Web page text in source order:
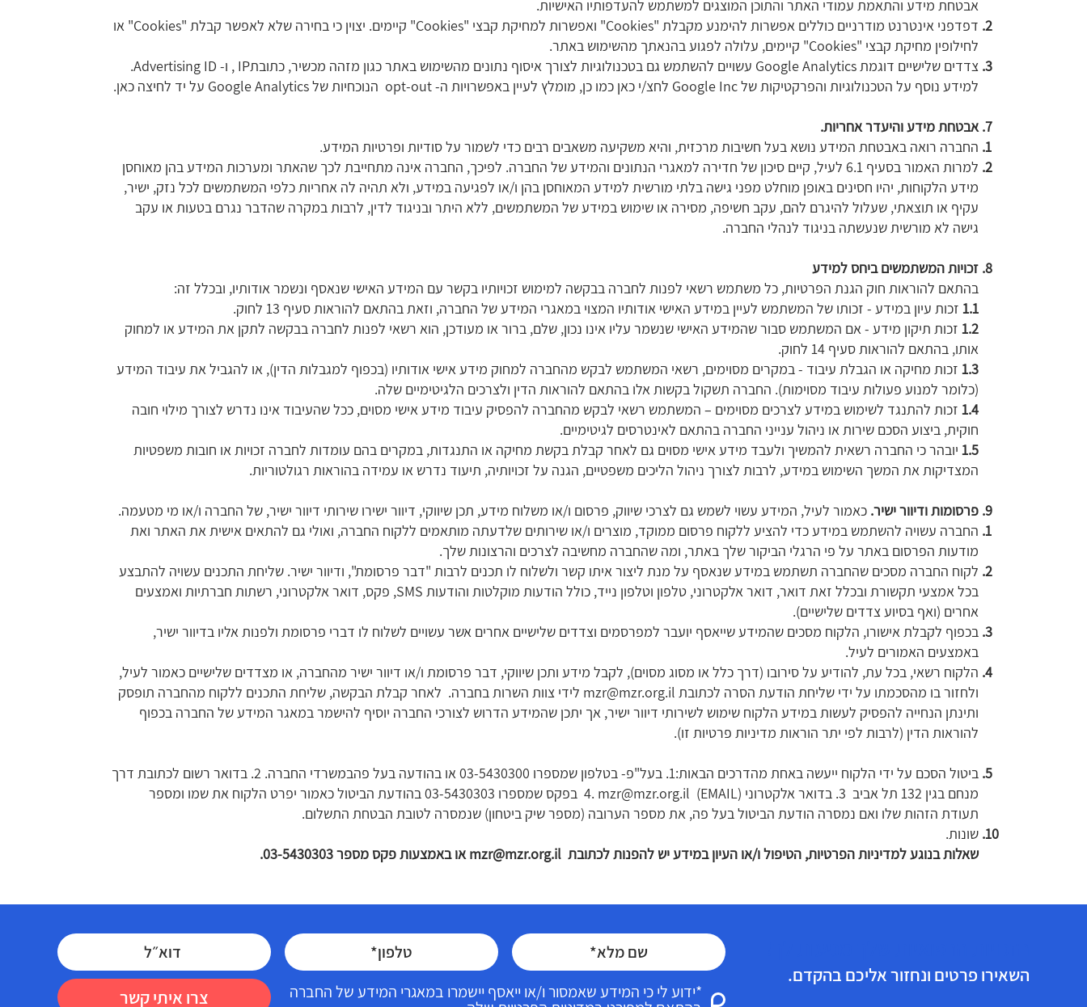
אבטחת מידע והתאמת עמודי האתר והתוכן המוצגים למשתמש להעדפותיו האישיות.
דפדפני אינטרנט מודרניים כוללים אפשרות להימנע מקבלת "Cookies" ואפשרות למחיקת קבצי "Cookies" קיימים. יצוין כי בחירה שלא לאפשר קבלת "Cookies" או
לחילופין מחיקת קבצי "Cookies" קיימים, עלולה לפגוע בהנאתך מהשימוש באתר.
צדדים שלישיים דוגמת Google Analytics עשויים להשתמש גם בטכנולוגיות לצורך איסוף נתונים מהשימוש באתר כגון מזהה מכשיר, כתובתIP , ו- Advertising ID.
למידע נוסף על הטכנולוגיות והפרקטיקות של Google Inc לחצ/י כאן כמו כן, מומלץ לעיין באפשרויות ה- opt-out הנוכחיות של Google Analytics על יד לחיצה כאן.
אבטחת מידע והיעדר אחריות.
החברה רואה באבטחת המידע נושא בעל חשיבות מרכזית, והיא משקיעה משאבים רבים כדי לשמור על סודיות ופרטיות המידע.
למרות האמור בסעיף 6.1 לעיל, קיים סיכון של חדירה למאגרי הנתונים והמידע של החברה. לפיכך, החברה אינה מתחייבת לכך שהאתר ומערכות המידע בהן מאוחסן
מידע הלקוחות, יהיו חסינים באופן מוחלט מפני גישה בלתי מורשית למידע המאוחסן בהן ו/או לפגיעה במידע, ולא תהיה לה אחריות כלפי המשתמשים לכל נזק, ישיר,
עקיף או תוצאתי, שעלול להיגרם להם, עקב חשיפה, מסירה או שימוש במידע של המשתמשים, ללא היתר ובניגוד לדין, לרבות במקרה שהדבר נגרם בטעות או עקב
גישה לא מורשית שנעשתה בניגוד לנהלי החברה.
זכויות המשתמשים ביחס למידע
בהתאם להוראות חוק הגנת הפרטיות, כל משתמש רשאי לפנות לחברה בבקשה למימוש זכויותיו בקשר עם המידע האישי שנאסף ונשמר אודותיו, ובכלל זה:
1.1 זכות עיון במידע - זכותו של המשתמש לעיין במידע האישי אודותיו המצוי במאגרי המידע של החברה, וזאת בהתאם להוראות סעיף 13 לחוק.
1.2 זכות תיקון מידע - אם המשתמש סבור שהמידע האישי שנשמר עליו אינו נכון, שלם, ברור או מעודכן, הוא רשאי לפנות לחברה בבקשה לתקן את המידע או למחוק
אותו, בהתאם להוראות סעיף 14 לחוק.
1.3 זכות מחיקה או הגבלת עיבוד - במקרים מסוימים, רשאי המשתמש לבקש מהחברה למחוק מידע אישי אודותיו (בכפוף למגבלות הדין), או להגביל את עיבוד המידע
(כלומר למנוע פעולות עיבוד מסוימות). החברה תשקול בקשות אלו בהתאם להוראות הדין ולצרכים הלגיטימיים שלה.
1.4 זכות להתנגד לשימוש במידע לצרכים מסוימים – המשתמש רשאי לבקש מהחברה להפסיק עיבוד מידע אישי מסוים, ככל שהעיבוד אינו נדרש לצורך מילוי חובה
חוקית, ביצוע הסכם שירות או ניהול ענייני החברה בהתאם לאינטרסים לגיטימיים.
1.5 יובהר כי החברה רשאית להמשיך ולעבד מידע אישי מסוים גם לאחר קבלת בקשת מחיקה או התנגדות, במקרים בהם עומדות לחברה זכויות או חובות משפטיות
המצדיקות את המשך השימוש במידע, לרבות לצורך ניהול הליכים משפטיים, הגנה על זכויותיה, תיעוד נדרש או עמידה בהוראות רגולטוריות.
פרסומות ודיוור ישיר.כאמור לעיל, המידע עשוי לשמש גם לצרכי שיווק, פרסום ו/או משלוח מידע, תכן שיווקי, דיוור ישירו שירותי דיוור ישיר, של החברה ו/או מי מטעמה.
החברה עשויה להשתמש במידע כדי להציע ללקוח פרסום ממוקד, מוצרים ו/או שירותים שלדעתה מותאמים ללקוח החברה, ואולי גם להתאים אישית את האתר ואת
מודעות הפרסום באתר על פי הרגלי הביקור שלך באתר, ומה שהחברה מחשיבה לצרכים והרצונות שלך.
‏לקוח החברה מסכים שהחברה תשתמש במידע שנאסף על מנת ליצור איתו קשר ‏ולשלוח לו תכנים לרבות "דבר פרסומת", ודיוור ישיר. שליחת התכנים עשויה להתבצע
בכל אמצעי תקשורת ובכלל זאת דואר, דואר אלקטרוני, טלפון וטלפון נייד, כולל הודעות מוקלטות והודעות‏SMS ‎‏, ‏פקס, דואר אלקטרוני, רשתות חברתיות ואמצעים
אחרים (ואף בסיוע צדדים שלישיים)‏‎ .‎
בכפוף לקבלת אישורו, הלקוח מסכים שהמידע שייאסף יועבר למפרסמים וצדדים שלישיים אחרים אשר עשויים לשלוח לו דברי פרסומת ולפנות אליו בדיוור ישיר,
באמצעים האמורים לעיל.
הלקוח רשאי, בכל עת, להודיע על סירובו (דרך כלל או מסוג מסוים), לקבל מידע ותכן שיווקי, דבר פרסומת ו/או דיוור ישיר מהחברה, או מצדדים שלישיים כאמור לעיל,
ולחזור בו מהסכמתו על ידי שליחת הודעת הסרה לכתובת mzr@mzr.org.il לידי צוות השרות בחברה. לאחר קבלת הבקשה, שליחת התכנים ללקוח מהחברה תופסק
ותינתן הנחייה להפסיק לעשות במידע הלקוח שימוש לשירותי דיוור ישיר, אך יתכן שהמידע הדרוש לצורכי החברה יוסיף להישמר במאגר המידע של החברה בכפוף
להוראות הדין (לרבות לפי יתר הוראות מדיניות פרטיות זו).
ביטול הסכם על ידי הלקוח ייעשה באחת מהדרכים הבאות:1. בעל"פ- בטלפון שמספרו 03-5430300 או בהודעה בעל פהבמשרדי החברה. 2. בדואר רשום לכתובת דרך
מנחם בגין 132 תל אביב 3. בדואר אלקטרוני (EMAIL) 4.
mzr@mzr.org.il
בפקס שמספרו 03-5430303 בהודעת הביטול כאמור יפרט הלקוח את שמו ומספר
תעודת הזהות שלו ואם נמסרה הודעת הביטול בעל פה, את מספר הערובה (מספר שיק ביטחון) שנמסרה לטובת הבטחת התשלום.
שונות.
שאלות בנוגע למדיניות הפרטיות, הטיפול ו/או העיון במידע יש להפנות לכתובתmzr@mzr.org.ilאו באמצעות פקס מספר 03-5430303.
השאירו פרטים ונחזור אליכם בהקדם.
צרו איתי קשר
*ידוע לי כי המידע שאמסור ו/או ייאסף יישמרו במאגרי המידע של החברה